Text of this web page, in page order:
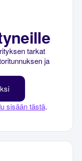
tarkat
ja
sisään tästä.